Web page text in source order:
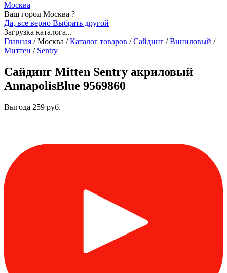
Москва
Ваш город Москва ?
Да, все верно Выбрать другой
Загрузка каталога...
Главная /Москва / Каталог товаров / Сайдинг / Виниловый /
Миттен / Sentry
Сайдинг Mitten Sentry акриловый
AnnapolisBlue 9569860
Выгода 259 руб.